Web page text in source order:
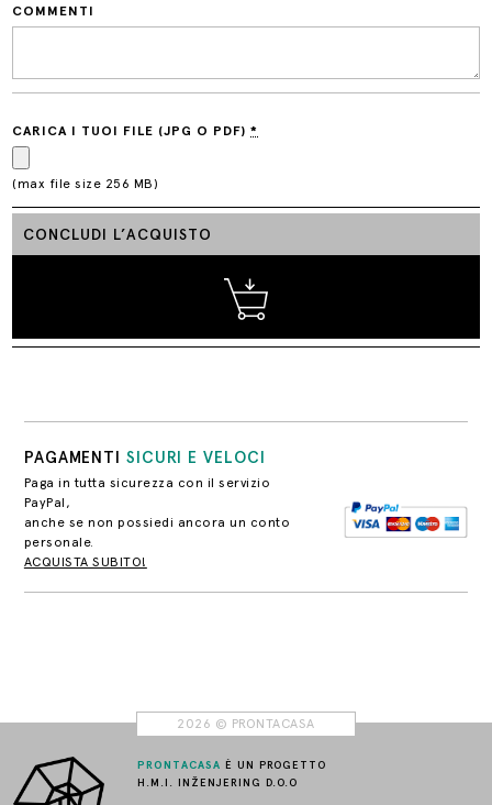
COMMENTI
CARICA I TUOI FILE (JPG O PDF)*
(max file size 256 MB)
CONCLUDI L’ACQUISTO
PAGAMENTI SICURI E VELOCI
Paga in tutta sicurezza con il servizio
PayPal,
anche se non possiedi ancora un conto
personale.
ACQUISTA SUBITO!
2026 © PRONTACASA
PRONTACASA È UN PROGETTO
H.M.I. INŽENJERING D.O.O